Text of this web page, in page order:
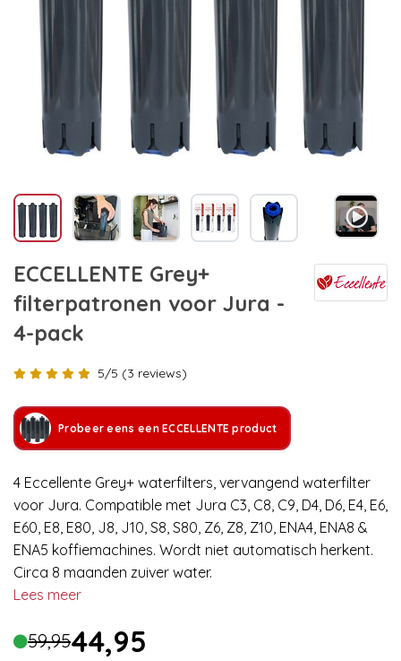
ECCELLENTE Grey+
filterpatronen voor Jura -
4-pack
5/5 (3 reviews)
Probeer eens een ECCELLENTE product
4 Eccellente Grey+ waterfilters, vervangend waterfilter
voor Jura. Compatible met Jura C3, C8, C9, D4, D6, E4, E6,
E60, E8, E80, J8, J10, S8, S80, Z6, Z8, Z10, ENA4, ENA8 &
ENA5 koffiemachines. Wordt niet automatisch herkent.
Circa 8 maanden zuiver water.
Lees meer
59,9544,95